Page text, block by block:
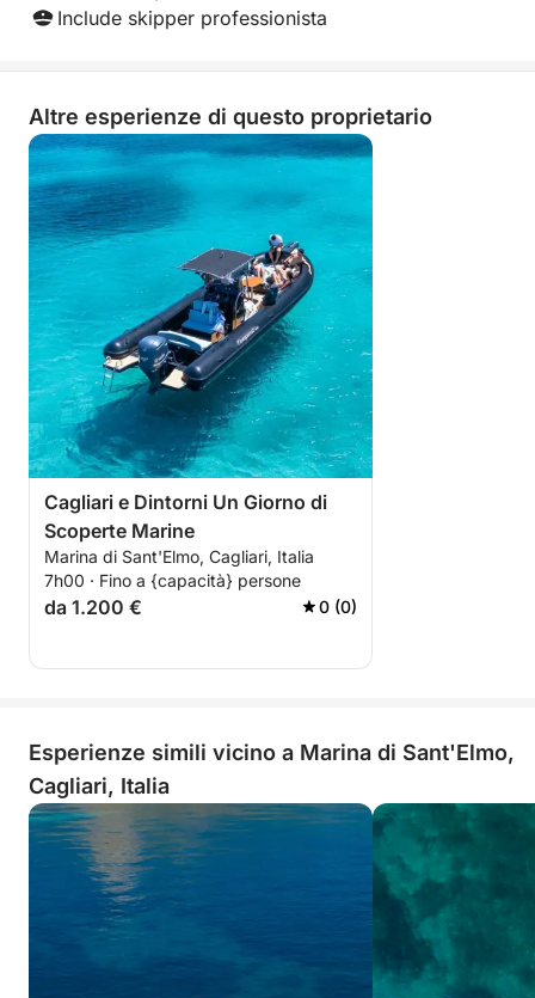
Include skipper professionista
Altre esperienze di questo proprietario
Cagliari e Dintorni Un Giorno di
Scoperte Marine
Marina di Sant'Elmo, Cagliari, Italia
7h00 · Fino a {capacità} persone
da 1.200 € 0 (0)
Esperienze simili vicino a Marina di Sant'Elmo,
Cagliari, Italia